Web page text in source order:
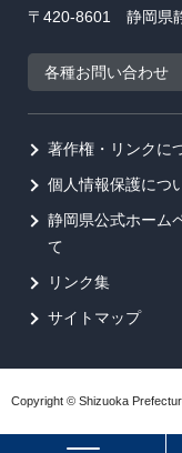
〒420-8601 静岡県
各種お問い合わせ
著作権・リンクに
個人情報保護につ
静岡県公式ホーム
て
リンク集
サイトマップ
Copyright © Shizuoka